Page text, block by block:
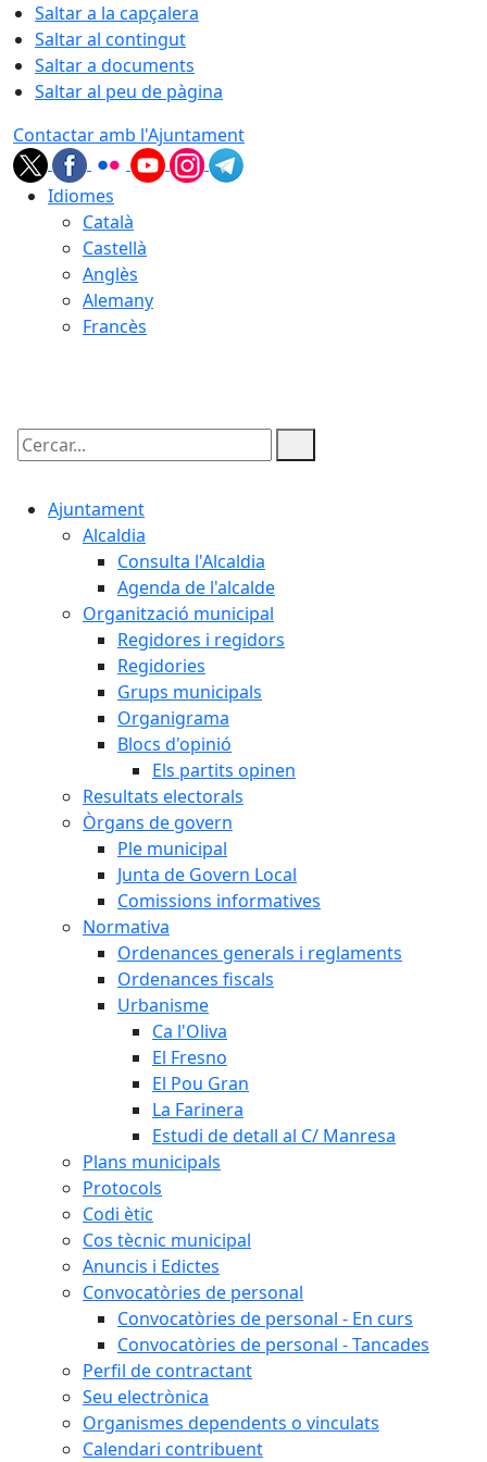
Saltar a la capçalera
Saltar al contingut
Saltar a documents
Saltar al peu de pàgina
Contactar amb l'Ajuntament
Idiomes
Català
Castellà
Anglès
Alemany
Francès
Cercar:
Ajuntament
Alcaldia
Consulta l'Alcaldia
Agenda de l'alcalde
Organització municipal
Regidores i regidors
Regidories
Grups municipals
Organigrama
Blocs d'opinió
Els partits opinen
Resultats electorals
Òrgans de govern
Ple municipal
Junta de Govern Local
Comissions informatives
Normativa
Ordenances generals i reglaments
Ordenances fiscals
Urbanisme
Ca l'Oliva
El Fresno
El Pou Gran
La Farinera
Estudi de detall al C/ Manresa
Plans municipals
Protocols
Codi ètic
Cos tècnic municipal
Anuncis i Edictes
Convocatòries de personal
Convocatòries de personal - En curs
Convocatòries de personal - Tancades
Perfil de contractant
Seu electrònica
Organismes dependents o vinculats
Calendari contribuent